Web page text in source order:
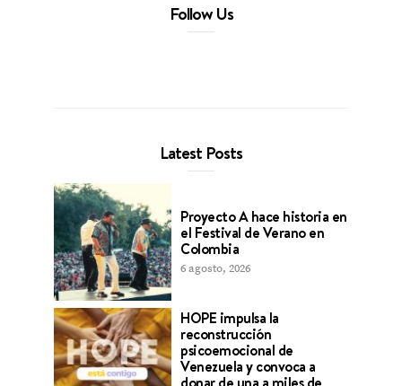
Follow Us
Latest Posts
Proyecto A hace historia en
el Festival de Verano en
Colombia
6 agosto, 2026
HOPE impulsa la
reconstrucción
psicoemocional de
Venezuela y convoca a